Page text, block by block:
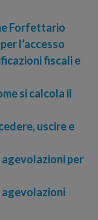
Forfettario
l’accesso
fiscali e
si calcola il
uscire e
per